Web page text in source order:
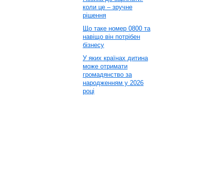
коли це – зручне
рішення
Що таке номер 0800 та
навіщо він потрібен
бізнесу
У яких країнах дитина
може отримати
громадянство за
народженням у 2026
році